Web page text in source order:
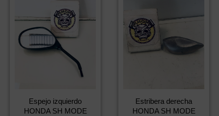
Espejo izquierdo
HONDA SH MODE
Estribera derecha
HONDA SH MODE